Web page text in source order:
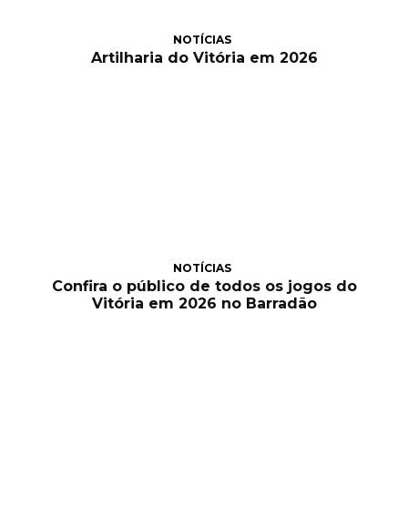
NOTÍCIAS
Artilharia do Vitória em 2026
NOTÍCIAS
Confira o público de todos os jogos do
Vitória em 2026 no Barradão